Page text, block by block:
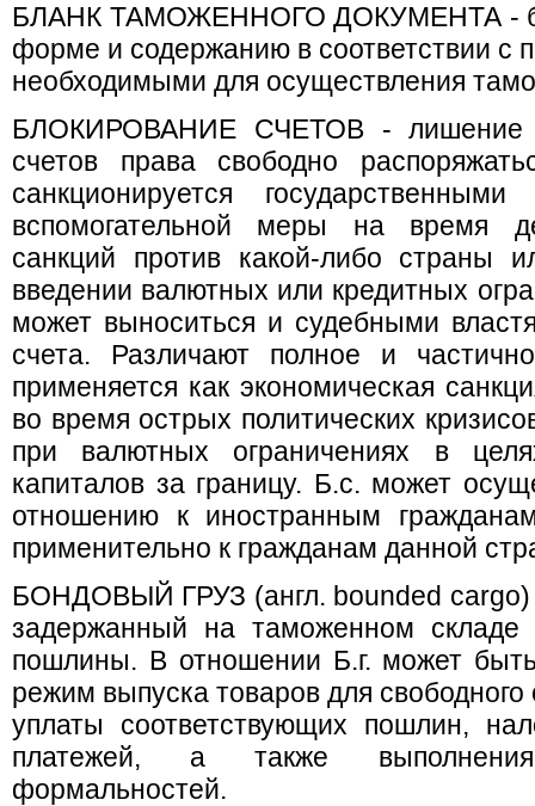
БЛАНК ТАМОЖЕННОГО ДОКУМЕНТА -
форме и содержанию в соответствии с
необходимыми для осуществления
БЛОКИРОВАНИЕ СЧЕТОВ - лишение
счетов права свободно
санкционируется
вспомогательной меры на время
санкций против какой-либо страны
введении валютных или кредитных
может выноситься и судебными
счета. Различают полное и
применяется как экономическая
во время острых политических
при валютных ограничениях в
капиталов за границу. Б.с. может
отношению к иностранным
применительно к гражданам данной
БОНДОВЫЙ ГРУЗ (англ. bounded cargo)
задержанный на таможенном
пошлины. В отношении Б.г. может
режим выпуска товаров для
уплаты соответствующих пошлин,
платежей, а также
формальностей.